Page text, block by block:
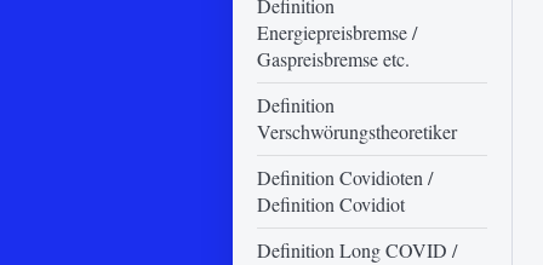
Definition
Energiepreisbremse /
Gaspreisbremse etc.
Definition
Verschwörungstheoretiker
Definition Covidioten /
Definition Covidiot
Definition Long COVID /